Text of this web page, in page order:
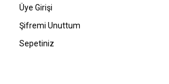
Gönder
Üye Girişi
Şifremi Unuttum
Sepetiniz